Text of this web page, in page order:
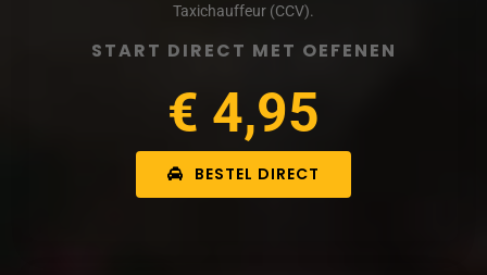
Taxichauffeur (CCV).
START DIRECT MET OEFENEN
€ 4,95
BESTEL DIRECT